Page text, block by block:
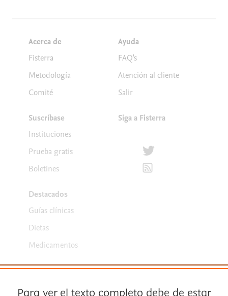
Acerca de
Fisterra
Metodología
Comité
Suscríbase
Instituciones
Prueba gratis
Boletines
Destacados
Guías clínicas
Dietas
Medicamentos
Ayuda
FAQ's
Atención al cliente
Salir
Siga a Fisterra
Síguenos en Twitter
Suscríbete para recibir
Para ver el texto completo debe de estar